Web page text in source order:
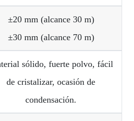
±20 mm (alcance 30 m)
±30 mm (alcance 70 m)
sólido, fuerte polvo, fácil
de cristalizar, ocasión de
condensación.